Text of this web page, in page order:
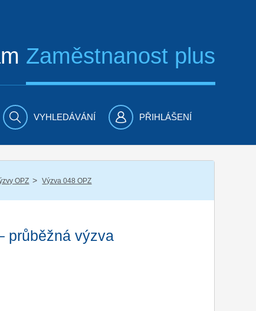
Zaměstnanost plus
VYHLEDÁVÁNÍ PŘIHLÁŠENÍ
OPZ / Výzva 048 OPZ
průběžná výzva